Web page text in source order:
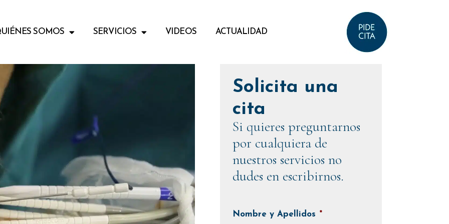
SOMOS SERVICIOS VIDEOS ACTUALIDAD
Solicita una
cita
Si quieres preguntarnos
por cualquiera de
nuestros servicios no
dudes en escribirnos.
Nombre y Apellidos *